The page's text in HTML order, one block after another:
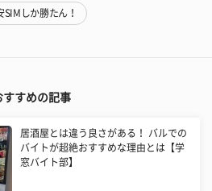
SIMしか勝たん！
すすめの記事
居酒屋とは違う良さがある！ バルでの
バイトが超絶おすすめな理由とは【学
窓バイト部】